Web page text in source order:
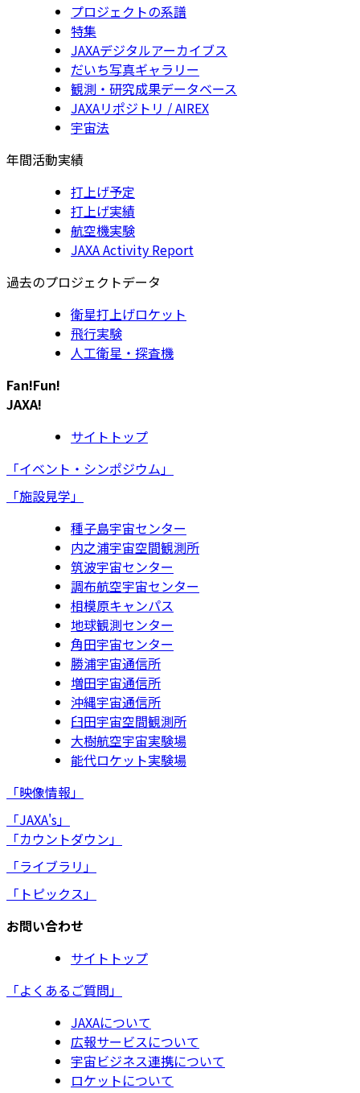
プロジェクトの系譜
特集
JAXAデジタルアーカイブス
だいち写真ギャラリー
観測・研究成果データベース
JAXAリポジトリ / AIREX
宇宙法
年間活動実績
打上げ予定
打上げ実績
航空機実験
JAXA Activity Report
過去のプロジェクトデータ
衛星打上げロケット
飛行実験
人工衛星・探査機
Fan!Fun!
JAXA!
サイトトップ
「イベント・シンポジウム」
「施設見学」
種子島宇宙センター
内之浦宇宙空間観測所
筑波宇宙センター
調布航空宇宙センター
相模原キャンパス
地球観測センター
角田宇宙センター
勝浦宇宙通信所
増田宇宙通信所
沖縄宇宙通信所
臼田宇宙空間観測所
大樹航空宇宙実験場
能代ロケット実験場
「映像情報」
「JAXA's」
「カウントダウン」
「ライブラリ」
「トピックス」
お問い合わせ
サイトトップ
「よくあるご質問」
JAXAについて
広報サービスについて
宇宙ビジネス連携について
ロケットについて